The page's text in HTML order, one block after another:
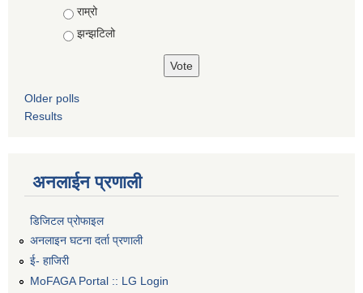
Choices
राम्रो
झन्झटिलो
Older polls
Results
अनलाईन प्रणाली
डिजिटल प्रोफाइल
अनलाइन घटना दर्ता प्रणाली
ई- हाजिरी
MoFAGA Portal :: LG Login